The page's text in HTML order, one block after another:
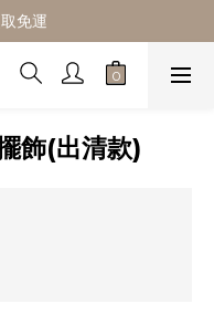
折100
免運
宅配免運
飾(出清款)